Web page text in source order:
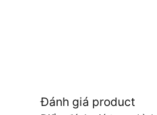
Đánh giá product